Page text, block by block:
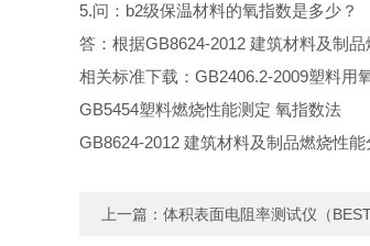
5.问：b2级保温材料的氧指数是多少？
答：根据GB8624-2012 建筑材料及制
相关标准下载：GB2406.2-2009塑料用
GB5454塑料燃烧性能测定 氧指数法
GB8624-2012 建筑材料及制品燃烧性能
上一篇： 体积表面电阻率测试仪（